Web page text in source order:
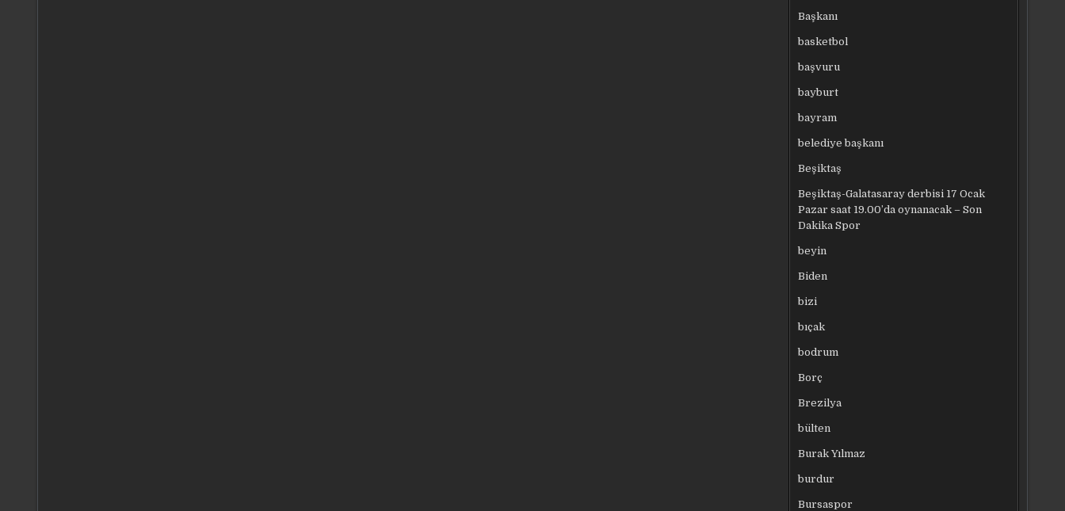
Başkanı
basketbol
başvuru
bayburt
bayram
belediye başkanı
Beşiktaş
Beşiktaş-Galatasaray derbisi 17 Ocak
Pazar saat 19.00’da oynanacak – Son
Dakika Spor
beyin
Biden
bizi
bıçak
bodrum
Borç
Brezilya
bülten
Burak Yılmaz
burdur
Bursaspor